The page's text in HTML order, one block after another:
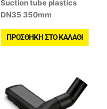
Suction tube plastics
DN35 350mm
ΠΡΟΣΘΉΚΗ ΣΤΟ ΚΑΛΆΘΙ